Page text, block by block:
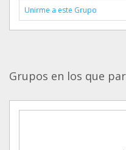
Unirme a este Grupo
Grupos en los que